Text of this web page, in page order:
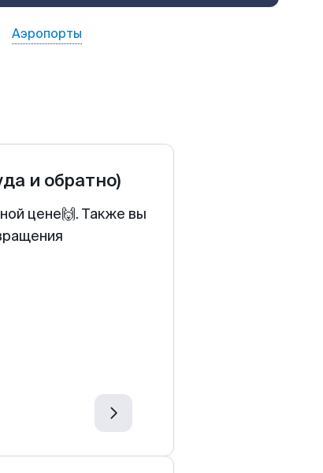
Аэропорты
и обратно)
цене🙌. Также вы